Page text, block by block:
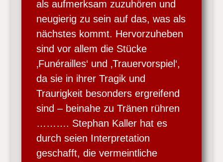
als aufmerksam zuzuhören und
neugierig zu sein auf das, was als
nächstes kommt. Hervorzuheben
sind vor allem die Stücke
‚Funérailles‘ und ‚Trauervorspiel‘,
da sie in ihrer Tragik und
Traurigkeit besonders ergreifend
sind – beinahe zu Tränen rühren
………. Stephan Kaller hat es
durch seien Interpretation
geschafft, die vermeintliche